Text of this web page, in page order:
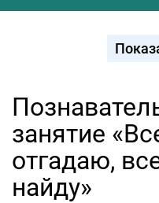
занятие
отгадаю,
найду»